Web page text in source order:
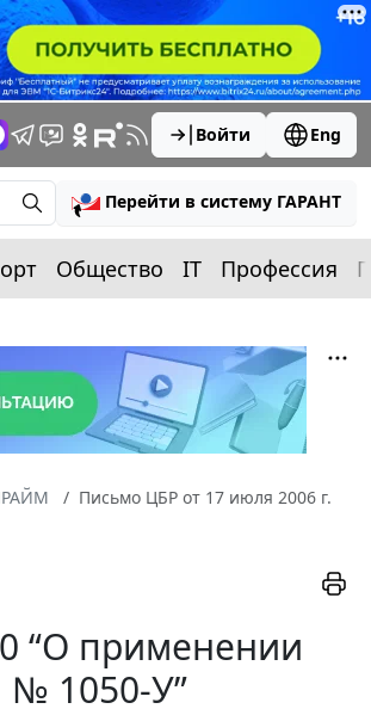
Войти Eng
Перейти в систему ГАРАНТ
Общество IT Профессия
Письмо ЦБР от 17 июля 2006 г.
“О применении
№ 1050-У”